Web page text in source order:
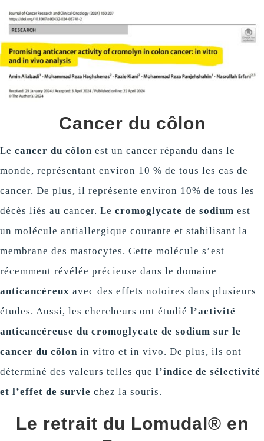
Cancer du côlon
Le cancer du côlon est un cancer répandu dans le
monde, représentant environ 10 % de tous les cas de
cancer. De plus, il représente environ 10% de tous les
décès liés au cancer. Le cromoglycate de sodium est
un molécule antiallergique courante et stabilisant la
membrane des mastocytes. Cette molécule s’est
récemment révélée précieuse dans le domaine
anticancéreux avec des effets notoires dans plusieurs
études. Aussi, les chercheurs ont étudié l’activité
anticancéreuse du cromoglycate de sodium sur le
cancer du côlon in vitro et in vivo. De plus, ils ont
déterminé des valeurs telles que l’indice de sélectivité
et l’effet de survie chez la souris.
Le retrait du Lomudal® en